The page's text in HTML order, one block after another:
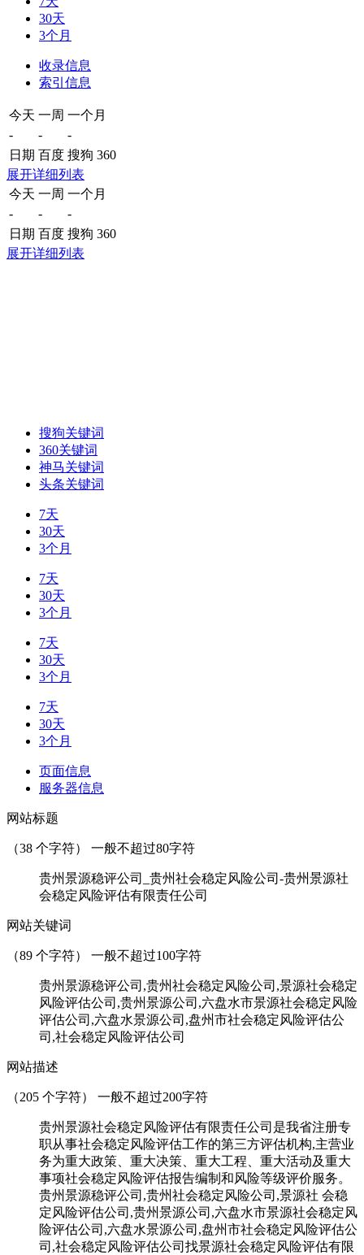
30天
3个月
收录信息
索引信息
今天 一周 一个月
-
-
-
日期 百度 搜狗 360
展开详细列表
今天 一周 一个月
-
-
-
日期 百度 搜狗 360
展开详细列表
搜狗关键词
360关键词
神马关键词
头条关键词
7天
30天
3个月
7天
30天
3个月
7天
30天
3个月
7天
30天
3个月
页面信息
服务器信息
网站标题
（38 个字符） 一般不超过80字符
贵州景源稳评公司_贵州社会稳定风险公司-贵州景源社
会稳定风险评估有限责任公司
网站关键词
（89 个字符） 一般不超过100字符
贵州景源稳评公司,贵州社会稳定风险公司,景源社会稳定
风险评估公司,贵州景源公司,六盘水市景源社会稳定风险
评估公司,六盘水景源公司,盘州市社会稳定风险评估公
司,社会稳定风险评估公司
网站描述
（205 个字符） 一般不超过200字符
贵州景源社会稳定风险评估有限责任公司是我省注册专
职从事社会稳定风险评估工作的第三方评估机构,主营业
务为重大政策、重大决策、重大工程、重大活动及重大
事项社会稳定风险评估报告编制和风险等级评价服务。
贵州景源稳评公司,贵州社会稳定风险公司,景源社 会稳
定风险评估公司,贵州景源公司,六盘水市景源社会稳定风
险评估公司,六盘水景源公司,盘州市社会稳定风险评估公
司,社会稳定风险评估公司找景源社会稳定风险评估有限